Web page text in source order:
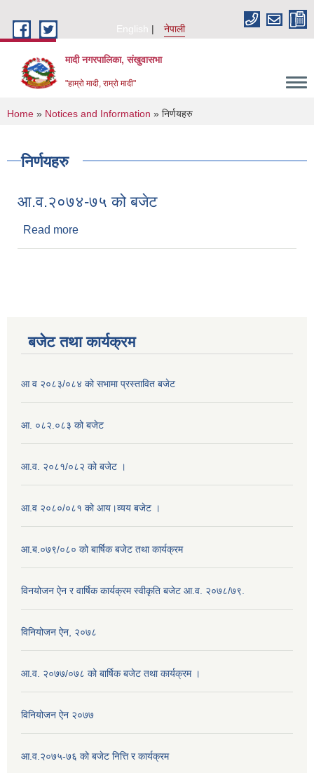
English
नेपाली
मादी नगरपालिका, संखुवासभा
"हाम्रो मादी, राम्रो मादी"
You are here
Home » Notices and Information » निर्णयहरु
निर्णयहरु
आ.व.२०७४-७५ को बजेट
Read more
बजेट तथा कार्यक्रम
आ व २०८३/०८४ को सभामा प्रस्तावित बजेट
आ. ०८२.०८३ को बजेट
आ.व. २०८१/०८२ को बजेट ।
आ.व २०८०/०८१ को आय।व्यय बजेट ।
आ.ब.०७९/०८० को बार्षिक बजेट तथा कार्यक्रम
विनयोजन ऐन र वार्षिक कार्यक्रम स्वीकृति बजेट आ.व. २०७८/७९.
विनियोजन ऐन, २०७८
आ.व. २०७७/०७८ को बार्षिक बजेट तथा कार्यक्रम ।
विनियोजन ऐन २०७७
आ.व.२०७५-७६ को बजेट नित्ति र कार्यक्रम